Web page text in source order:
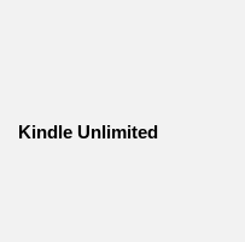
Kindle Unlimited